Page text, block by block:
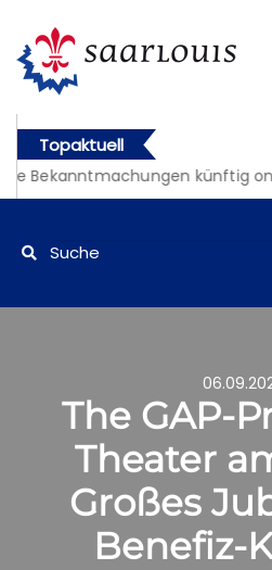
Topaktuell
Bekanntmachungen künftig
The GAP-
Theater
Großes
Benefiz-